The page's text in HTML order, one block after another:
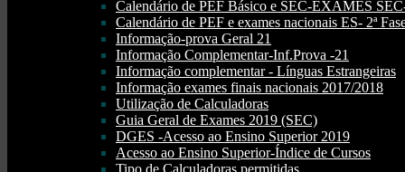
Calendário de PEF Básico e SEC-EXAMES
Calendário de PEF e exames nacionais ES- 2ª
Informação-prova Geral 21
Informação Complementar-Inf.Prova -21
Informação complementar - Línguas Estrangeiras
Informação exames finais nacionais 2017/2018
Utilização de Calculadoras
Guia Geral de Exames 2019 (SEC)
DGES -Acesso ao Ensino Superior 2019
Acesso ao Ensino Superior-Índice de Cursos